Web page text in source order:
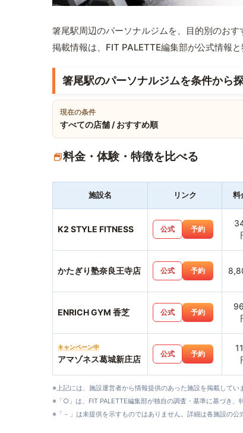
箸尾駅周辺のパーソナルジムを、目的別のお
掲載情報は、FIT PALETTE編集部が公式情報
箸尾駅のパーソナルジムを条件から
現在の条件
すべての店舗 / おすすめ順
料金・体験・特徴を比べる
施設名 リンク 料
K2 STYLE FITNESS 公式 予約
かたぎり塾奈良王寺店 公式 予約
ENRICH GYM 香芝 公式 予約
キャンペーン中
アマゾネス葛城新庄店
公式 予約
※上記には、施設運営者から情報提供のあった施設を掲載してい
※「○」は、FIT PALETTE編集部が独自の調査・基準に基づき、
※「－」は未提供を示すものではありません。詳細は各施設の公